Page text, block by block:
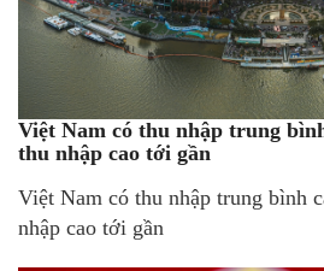
Việt Nam có thu nhập trung
thu nhập cao tới gần
Việt Nam có thu nhập trung bình
nhập cao tới gần